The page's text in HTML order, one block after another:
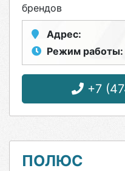
брендов
Адрес:
Режим работы:
+7
ПОЛЮС